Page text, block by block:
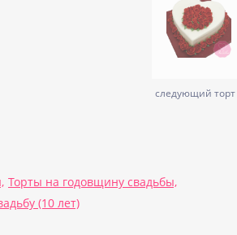
следующий торт
Торты на годовщину свадьбы,
(10 лет)